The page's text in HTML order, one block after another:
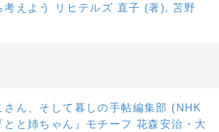
考えよう リヒテルズ 直子 (著), 苫野
さん、そして暮しの手帖編集部 (NHK
とと姉ちゃん』モチーフ 花森安治・大